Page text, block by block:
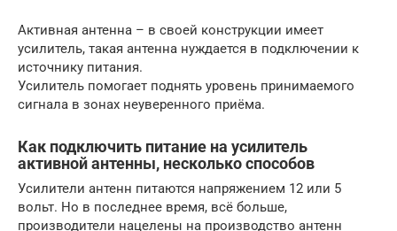
Активная антенна – в своей конструкции имеет
усилитель, такая антенна нуждается в подключении к
источнику питания.
Усилитель помогает поднять уровень принимаемого
сигнала в зонах неуверенного приёма.
Как подключить питание на усилитель
активной антенны, несколько способов
Усилители антенн питаются напряжением 12 или 5
вольт. Но в последнее время, всё больше,
производители нацелены на производство антенн